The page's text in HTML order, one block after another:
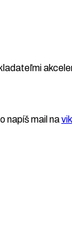
napíš mail na